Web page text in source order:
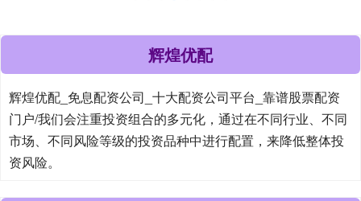
辉煌优配
辉煌优配_免息配资公司_十大配资公司平台_靠谱股票配资
门户/我们会注重投资组合的多元化，通过在不同行业、不同
市场、不同风险等级的投资品种中进行配置，来降低整体投
资风险。